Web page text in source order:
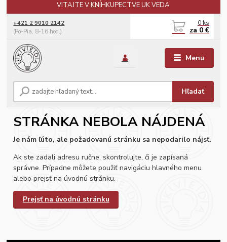
VITAJTE V KNÍHKUPECTVE UK VEDA
Menu
Hľadať
+421 2 9010 2142
(Po-Pia, 8-16 hod.)
0 ks
za 0 €
STRÁNKA NEBOLA NÁJDENÁ
Je nám ľúto, ale požadovanú stránku sa nepodarilo nájsť.
Ak ste zadali adresu ručne, skontrolujte, či je zapísaná
správne. Prípadne môžete použiť navigáciu hlavného menu
alebo prejsť na úvodnú stránku.
Prejsť na úvodnú stránku